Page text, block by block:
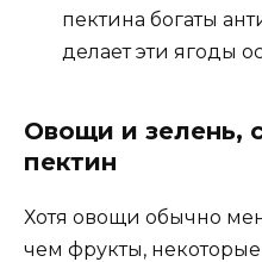
пектина богаты
делает эти ягоды
Овощи и зелень,
пектин
Хотя овощи обычно
чем фрукты,